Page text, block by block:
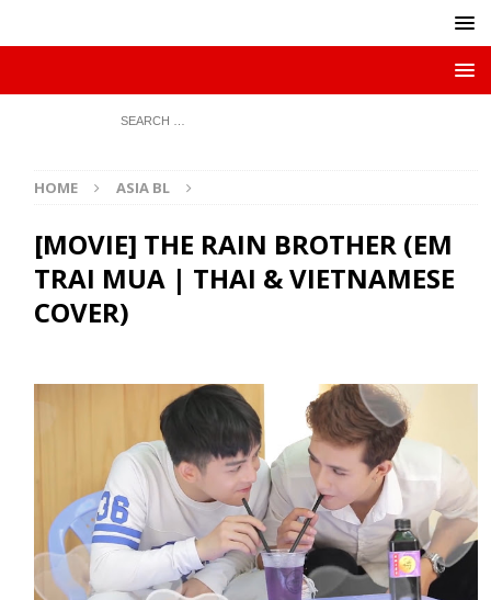
HOME ASIA BL
[MOVIE] THE RAIN BROTHER (EM
TRAI MUA | THAI & VIETNAMESE
COVER)